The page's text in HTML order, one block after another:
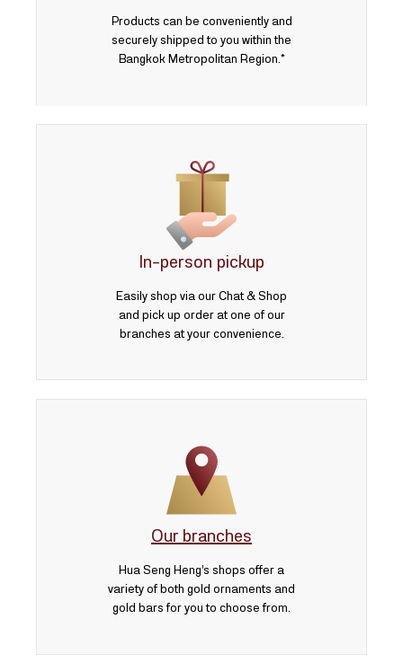
Products can be conveniently and
securely shipped to you within the
Bangkok Metropolitan Region.*
In-person pickup
Easily shop via our Chat & Shop
and pick up order at one of our
branches at your convenience.
Our branches
Hua Seng Heng’s shops offer a
variety of both gold ornaments and
gold bars for you to choose from.